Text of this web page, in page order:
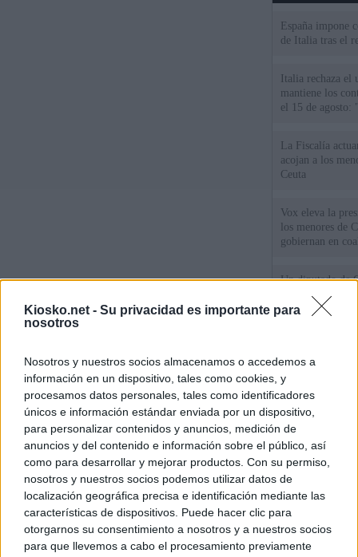
Kiosko.net - Su privacidad es importante para
nosotros
Nosotros y nuestros socios almacenamos o accedemos a
información en un dispositivo, tales como cookies, y
procesamos datos personales, tales como identificadores
únicos e información estándar enviada por un dispositivo,
para personalizar contenidos y anuncios, medición de
anuncios y del contenido e información sobre el público, así
como para desarrollar y mejorar productos. Con su permiso,
nosotros y nuestros socios podemos utilizar datos de
localización geográfica precisa e identificación mediante las
características de dispositivos. Puede hacer clic para
otorgarnos su consentimiento a nosotros y a nuestros socios
para que llevemos a cabo el procesamiento previamente
España impone
de Italia tras el
Italia rechaza
mantiene los
el 15 de agosto:
La Fiscalía
acojan a los
Ceuta
Vox eleva la
los menores de
gobiernan en
Un diputado de
ante la Fiscalía
los inmigrantes”
ministros
de Ceuta
© Kiosko.net Aviso Legal Privacidad y Cookies